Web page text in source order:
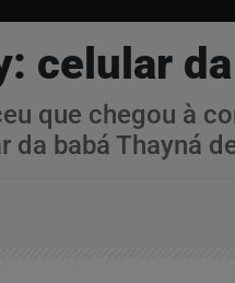
celular
que chegou à
da babá Thayná